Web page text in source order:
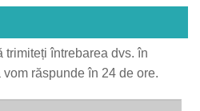
trimiteți întrebarea dvs. în
răspunde în 24 de ore.